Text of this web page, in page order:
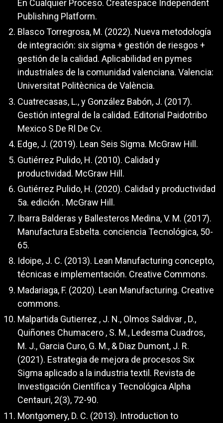
En Cualquier Proceso. Createspace Independent
Publishing Platform.
Blasco Torregrosa, M. (2022). Nueva metodología
de integración: six sigma + gestión de riesgos +
gestión de la calidad. Aplicabilidad en pymes
industriales de la comunidad valenciana. Valencia:
Universitat Politècnica de València.
Cuatrecasas, L., y González Babón, J. (2017).
Gestión integral de la calidad. Editorial Paidotribo
Mexico S De Rl De Cv.
Edge, J. (2019). Lean Seis Sigma. McGraw Hill.
Gutiérrez Pulido, H. (2010). Calidad y
productividad. McGraw Hill.
Gutiérrez Pulido, H. (2020). Calidad y productividad
5a. edición . McGraw Hill.
Ibarra Balderas y Ballesteros Medina, V. M. (2017).
Manufactura Esbelta. conciencia Tecnológica, 50-
65.
Idoipe, J. C. (2013). Lean Manufacturing concepto,
técnicas e implementación. Creative Commons.
Madariaga, F. (2020). Lean Manufacturing. Creative
commons.
Malpartida Gutierrez , J. N., Olmos Saldivar , D.,
Quiñones Chumacero , S. M., Ledesma Cuadros,
M. J., Garcia Curo, G. M., & Diaz Dumont, J. R.
(2021). Estrategia de mejora de procesos Six
Sigma aplicado a la industria textil. Revista de
Investigación Científica y Tecnológica Alpha
Centauri, 2(3), 72-90.
Montgomery, D. C. (2013). Introduction to